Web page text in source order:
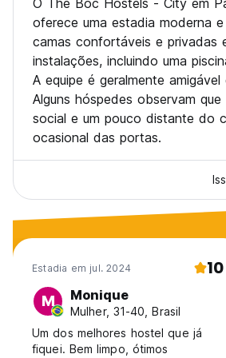
É necessário fazer o check-in online
chegada.
Número de inscrição jovem XIJMa/
from original language)
O The Boc Hostels - City em
oferece uma estadia moderna
camas confortáveis e privadas
instalações, incluindo uma
A equipe é geralmente
Alguns hóspedes observam
social e um pouco distante do
ocasional das portas.
Estadia em jul. 2024 10
M Monique
Mulher, 31-40, Brasil
Um dos melhores hostel que já
fiquei. Bem limpo, ótimos